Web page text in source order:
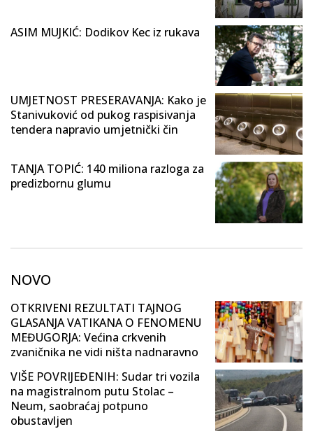
ASIM MUJKIĆ: Dodikov Kec iz rukava
UMJETNOST PRESERAVANJA: Kako je
Stanivuković od pukog raspisivanja
tendera napravio umjetnički čin
TANJA TOPIĆ: 140 miliona razloga za
predizbornu glumu
NOVO
OTKRIVENI REZULTATI TAJNOG
GLASANJA VATIKANA O FENOMENU
MEĐUGORJA: Većina crkvenih
zvaničnika ne vidi ništa nadnaravno
VIŠE POVRIJEĐENIH: Sudar tri vozila
na magistralnom putu Stolac –
Neum, saobraćaj potpuno
obustavljen